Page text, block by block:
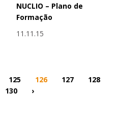
NUCLIO – Plano de
Formação
11.11.15
125 126 127
128
130 ›